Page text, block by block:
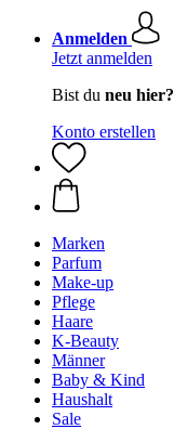
Anmelden
Jetzt anmelden
Bist du neu hier?
Konto erstellen
Marken
Parfum
Make-up
Pflege
Haare
K-Beauty
Männer
Baby & Kind
Haushalt
Sale